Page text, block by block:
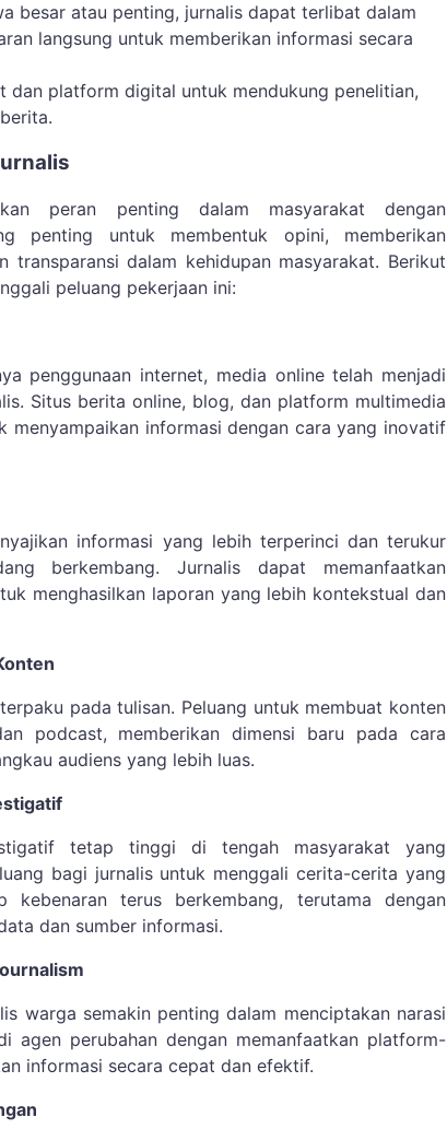
besar atau penting, jurnalis dapat terlibat dalam
langsung untuk memberikan informasi secara
dan platform digital untuk mendukung penelitian,
peran penting dalam masyarakat dengan
penting untuk membentuk opini, memberikan
transparansi dalam kehidupan masyarakat. Berikut
peluang pekerjaan ini:
penggunaan internet, media online telah menjadi
Situs berita online, blog, dan platform multimedia
menyampaikan informasi dengan cara yang inovatif
informasi yang lebih terperinci dan terukur
berkembang. Jurnalis dapat memanfaatkan
menghasilkan laporan yang lebih kontekstual dan
pada tulisan. Peluang untuk membuat konten
podcast, memberikan dimensi baru pada cara
audiens yang lebih luas.
tetap tinggi di tengah masyarakat yang
bagi jurnalis untuk menggali cerita-cerita yang
kebenaran terus berkembang, terutama dengan
dan sumber informasi.
warga semakin penting dalam menciptakan narasi
agen perubahan dengan memanfaatkan platform-
informasi secara cepat dan efektif.